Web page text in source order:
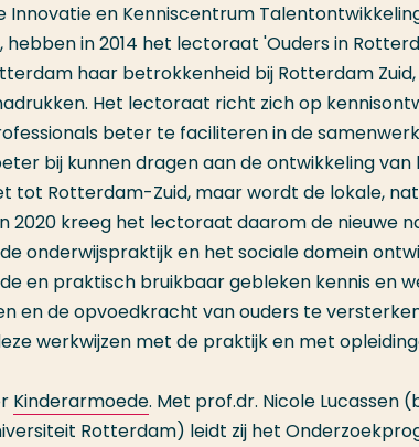
en Kenniscentrum
in 2014 het lectoraat 'Ouders in
haar betrokkenheid bij Rotterdam
Het lectoraat richt zich op
beter te faciliteren in de
bij kunnen dragen aan de ontwikkeling van
Rotterdam-Zuid, maar wordt de lokale,
2020 kreeg het lectoraat daarom de nieuwe
onderwijspraktijk en het sociale domein
en praktisch bruikbaar gebleken kennis en
en de opvoedkracht van ouders te
werkwijzen met de praktijk en met
Kinderarmoede. Met prof.dr. Nicole Lucassen
Rotterdam) leidt zij het